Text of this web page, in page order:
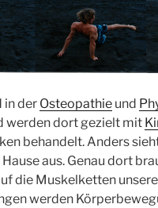
in der Osteopathie und
werden dort gezielt mit
behandelt. Anders
Hause aus. Genau dort
die Muskelketten
werden